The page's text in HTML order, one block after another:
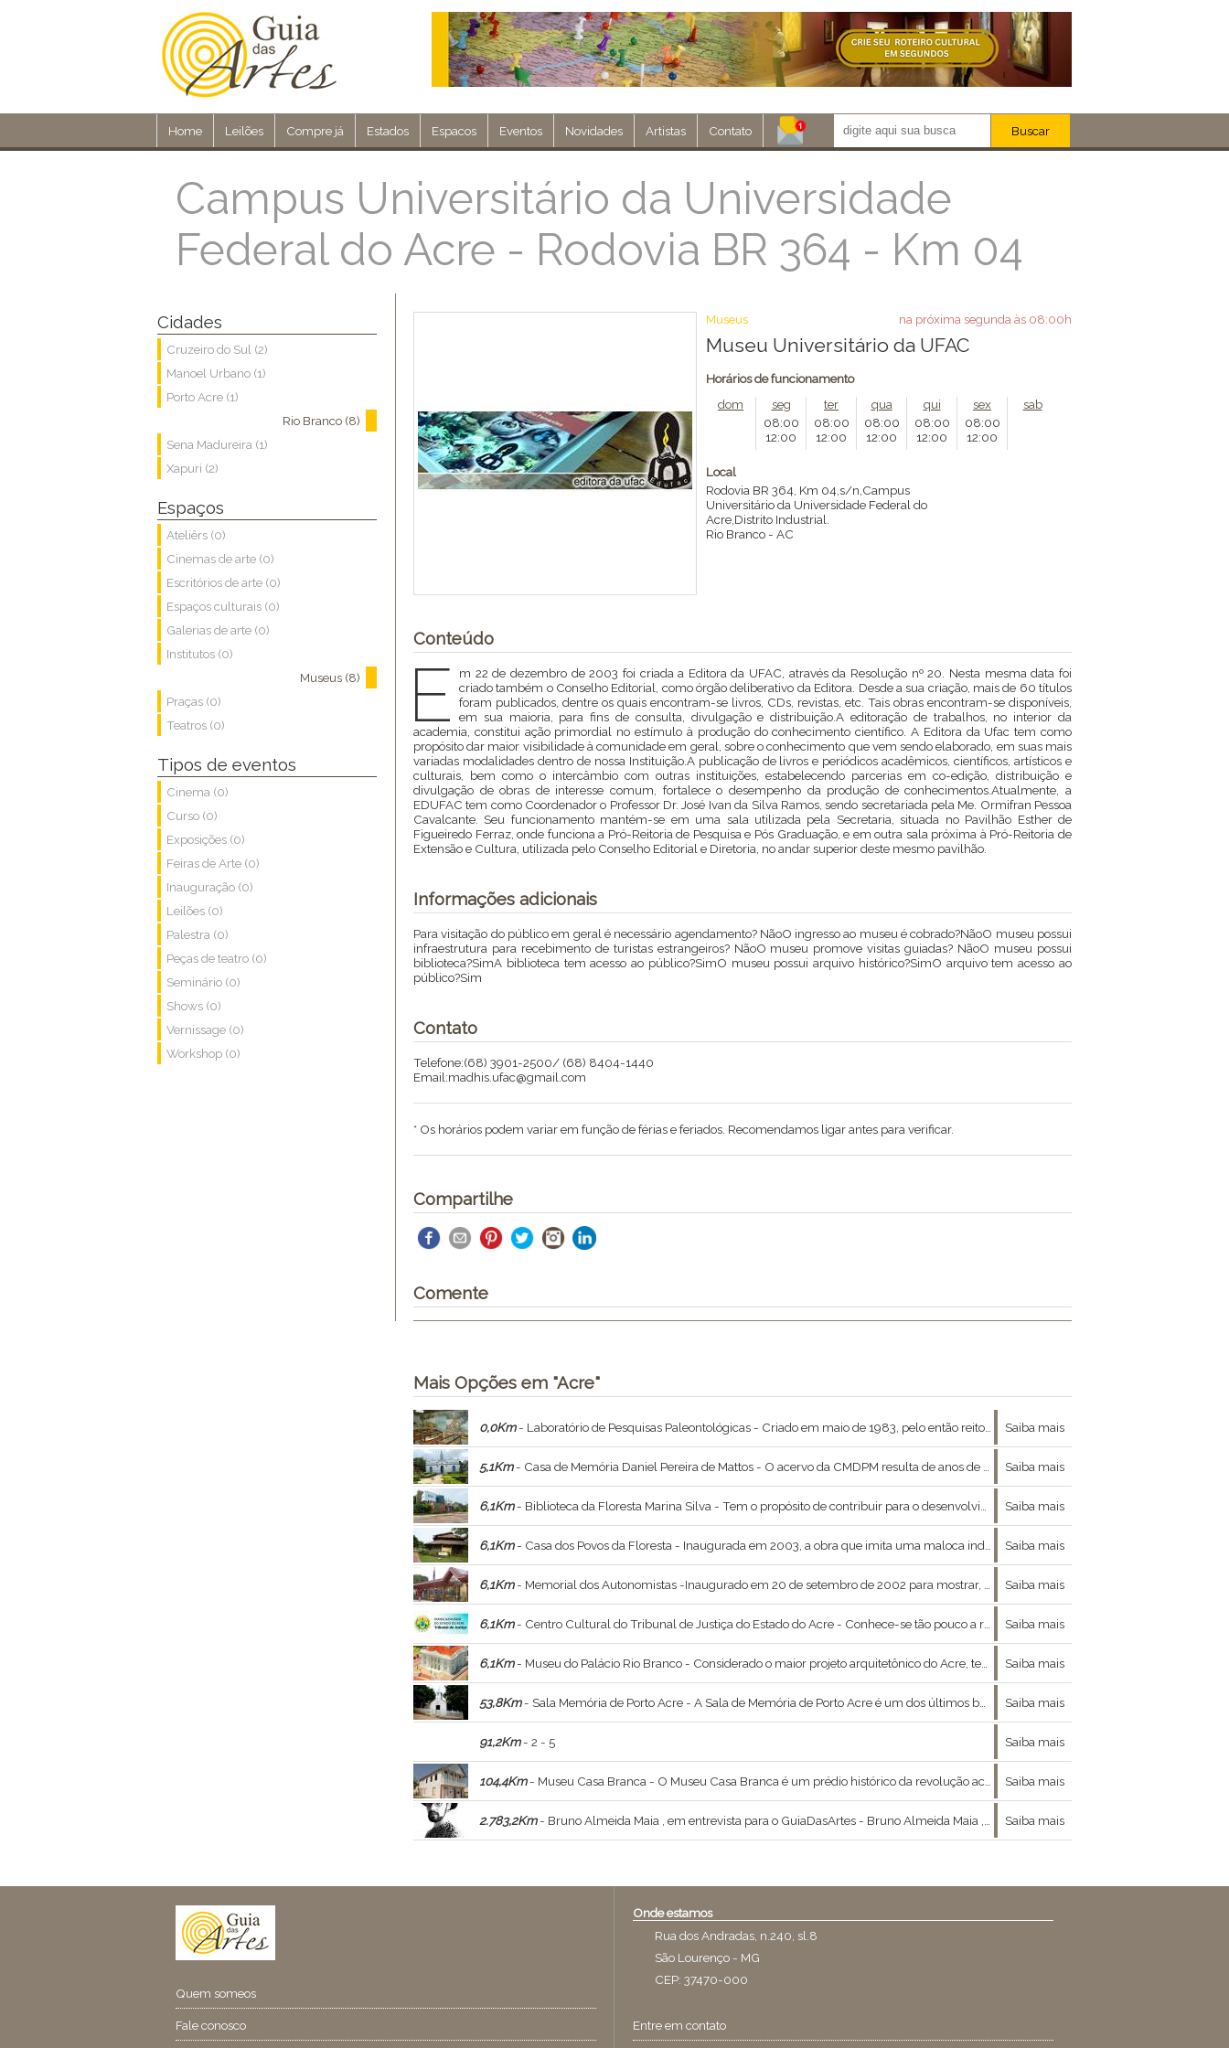
Home Leilões Compre já Estados Espacos Eventos Novidades Artistas Contato
Enviar
Buscar
Campus Universitário da Universidade
Federal do Acre - Rodovia BR 364 - Km 04
Cidades
Cruzeiro do Sul (2)
Manoel Urbano (1)
Porto Acre (1)
Rio Branco (8)
Sena Madureira (1)
Xapuri (2)
Espaços
Ateliêrs (0)
Cinemas de arte (0)
Escritórios de arte (0)
Espaços culturais (0)
Galerias de arte (0)
Institutos (0)
Museus (8)
Praças (0)
Teatros (0)
Tipos de eventos
Cinema (0)
Curso (0)
Exposições (0)
Feiras de Arte (0)
Inauguração (0)
Leilões (0)
Palestra (0)
Peças de teatro (0)
Seminário (0)
Shows (0)
Vernissage (0)
Workshop (0)
na próxima segunda às 08:00h
Museus
Museu Universitário da UFAC
Horários de funcionamento
dom
seg
08:00
12:00
ter
08:00
12:00
qua
08:00
12:00
qui
08:00
12:00
sex
08:00
12:00
sab
Local
Rodovia BR 364, Km 04,s/n,Campus
Universitário da Universidade Federal do
Acre,Distrito Industrial.
Rio Branco - AC
Conteúdo
E
m 22 de dezembro de 2003 foi criada a Editora da UFAC, através da Resolução nº 20. Nesta mesma data foi
criado também o Conselho Editorial, como órgão deliberativo da Editora. Desde a sua criação, mais de 60 títulos
foram publicados, dentre os quais encontram-se livros, CDs, revistas, etc. Tais obras encontram-se disponíveis,
em sua maioria, para fins de consulta, divulgação e distribuição.A editoração de trabalhos, no interior da
academia, constitui ação primordial no estímulo à produção do conhecimento científico. A Editora da Ufac tem como
propósito dar maior visibilidade à comunidade em geral, sobre o conhecimento que vem sendo elaborado, em suas mais
variadas modalidades dentro de nossa Instituição.A publicação de livros e periódicos acadêmicos, científicos, artísticos e
culturais, bem como o intercâmbio com outras instituições, estabelecendo parcerias em co-edição, distribuição e
divulgação de obras de interesse comum, fortalece o desempenho da produção de conhecimentos.Atualmente, a
EDUFAC tem como Coordenador o Professor Dr. José Ivan da Silva Ramos, sendo secretariada pela Me. Ormifran Pessoa
Cavalcante. Seu funcionamento mantém-se em uma sala utilizada pela Secretaria, situada no Pavilhão Esther de
Figueiredo Ferraz, onde funciona a Pró-Reitoria de Pesquisa e Pós Graduação, e em outra sala próxima à Pró-Reitoria de
Extensão e Cultura, utilizada pelo Conselho Editorial e Diretoria, no andar superior deste mesmo pavilhão.
Informações adicionais
Para visitação do público em geral é necessário agendamento? NãoO ingresso ao museu é cobrado?NãoO museu possui
infraestrutura para recebimento de turistas estrangeiros? NãoO museu promove visitas guiadas? NãoO museu possui
biblioteca?SimA biblioteca tem acesso ao público?SimO museu possui arquivo histórico?SimO arquivo tem acesso ao
público?Sim
Contato
Telefone:(68) 3901-2500/ (68) 8404-1440
Email:madhis.ufac@gmail.com
* Os horários podem variar em função de férias e feriados. Recomendamos ligar antes para verificar.
Compartilhe
Comente
Mais Opções em "Acre"
0,0Km- Laboratório de Pesquisas Paleontológicas - Criado em maio de 1983, pelo então reitor Áulio Gélio Alves de Souza, com o objetivo de ser um instrumento de pesquisa, ensino e extensão, o Laboratório de Paleontologia da Universidade Federal do Acre (Ufac) ostenta, hoje, mais de cinco mil peças, coleta Saiba mais
5,1Km- Casa de Memória Daniel Pereira de Mattos - O acervo da CMDPM resulta de anos de pesquisa e esforços para coletar, produzir e organizar documentos e objetos que contam a história e que guardam a memória do fundador e da religião iniciada em 1945. Saiba mais
6,1Km- Biblioteca da Floresta Marina Silva - Tem o propósito de contribuir para o desenvolvimento sustentável, reunindo e colocando à disposição dos pesquisadores e da sociedade as informações e as experiências do governo e dos movimentos socioambientais. Saiba mais
6,1Km- Casa dos Povos da Floresta - Inaugurada em 2003, a obra que imita uma maloca indígena trata da história de ribeirinhos, seringueiros e índios. Saiba mais
6,1Km- Memorial dos Autonomistas -Inaugurado em 20 de setembro de 2002 para mostrar, difundir e preservar a história do Movimento Autonomista do Acre, movimento político responsável pela emancipação do Acre à condição de Estado. Saiba mais
6,1Km- Centro Cultural do Tribunal de Justiça do Estado do Acre - Conhece-se tão pouco a respeito dos Tribunais de Apelação do Território do Acre, que não seria exagero afirmar que, na verdade, não se conhece quase nada. Saiba mais
6,1Km- Museu do Palácio Rio Branco - Considerado o maior projeto arquitetônico do Acre, teve seu processo de tombamento concluído em dezembro de 2005. Saiba mais
53,8Km- Sala Memória de Porto Acre - A Sala de Memória de Porto Acre é um dos últimos bens arquitetônicos do município, distante 58 quilômetro de Rio Branco, é a réplica de uma velha igreja construída no final da década de 1940. Saiba mais
91,2Km- 2 - 5 Saiba mais
104,4Km- Museu Casa Branca - O Museu Casa Branca é um prédio histórico da revolução acreana, construído na primeira década do século XX. Passou a ser utilizado como Centro Cultural oferecendo exposições de objetos históricos da revolução, espaço para cursos, capacitações, palestras e Saiba mais
2.783,2Km- Bruno Almeida Maia , em entrevista para o GuiaDasArtes - Bruno Almeida Maia , ministrante do curso Constelações Visionárias , a relação entre moda , arte e filosofia nos concedeu a ótima entrevista que se segue : Saiba mais
Quem someos
Fale conosco
Onde estamos
Rua dos Andradas, n.240, sl.8
São Lourenço - MG
CEP: 37470-000
Entre em contato